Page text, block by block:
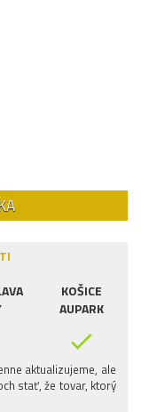
KOŠICE
AUPARK
aktualizujeme, ale
stať, že tovar, ktorý